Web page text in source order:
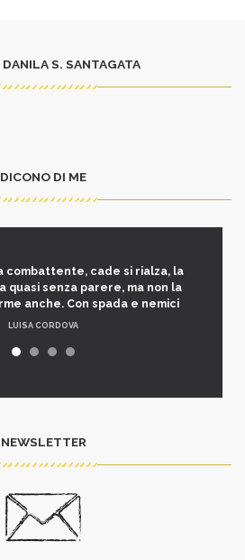
DANILA S. SANTAGATA
DICONO DI ME
combattente, cade si rialza, la
quasi senza parere, ma non la
anche. Con spada e nemici
LUISA CORDOVA
NEWSLETTER